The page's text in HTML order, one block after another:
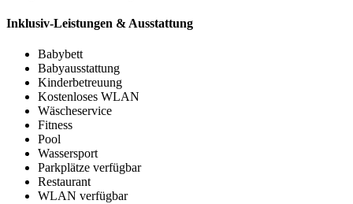
Inklusiv-Leistungen & Ausstattung
Babybett
Babyausstattung
Kinderbetreuung
Kostenloses WLAN
Wäscheservice
Fitness
Pool
Wassersport
Parkplätze verfügbar
Restaurant
WLAN verfügbar